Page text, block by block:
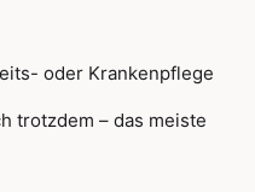
oder Krankenpflege
trotzdem – das meiste